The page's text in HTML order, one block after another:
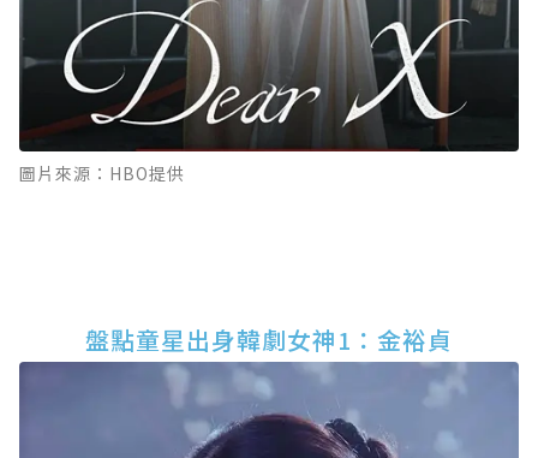
圖片來源：HBO提供
盤點童星出身韓劇女神1：金裕貞